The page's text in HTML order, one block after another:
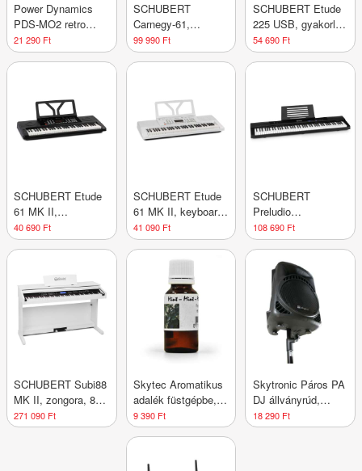
Power Dynamics
PDS-MO2 retro
stílusú mikrofon ,
XLR
21 290 Ft
SCHUBERT
Carnegy-61,
elektromos
zongora, 61
99 990 Ft
SCHUBERT Etude
225 USB, gyakorló
villanyzongora, 61
billentyű,
54 690 Ft
SCHUBERT Etude
61 MK II,
billentyűzet, 61
normál billentyű,
40 690 Ft
SCHUBERT Etude
61 MK II, keyboard,
61 dinamikus
billentyű, 300
hang/ritmus, fehér
41 090 Ft
SCHUBERT
Preludio
Elektronikus
zongora 88 velocity
sustain pedál fekete
108 690 Ft
SCHUBERT Subi88
MK II, zongora, 88
billentyű, MIDI,
USB, 360 hang, 160
271 090 Ft
Skytec Aromatikus
adalék füstgépbe,
20 ml, 5 literbe,
mentol
9 390 Ft
Skytronic Páros PA
DJ állványrúd,
kifeszítővas
18 290 Ft